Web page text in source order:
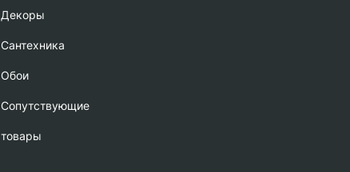
Декоры
Сантехника
Обои
Сопутствующие
товары